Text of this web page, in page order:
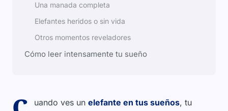
Una manada completa
Elefantes heridos o sin vida
Otros momentos reveladores
Cómo leer intensamente tu sueño
uando ves un elefante en tus sueños, tu